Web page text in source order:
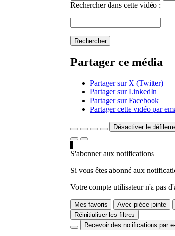
Rechercher dans cette vidéo :
Rechercher
Partager ce média
Partager sur X (Twitter)
Partager sur LinkedIn
Partager sur Facebook
Partager cette vidéo par
Désactiver le
S'abonner aux notifications
Si vous êtes abonné aux
Votre compte utilisateur n'a pas
Mes favoris Avec pièce jointe
Réinitialiser les filtres
Recevoir des notifications par